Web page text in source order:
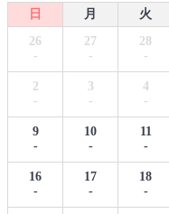
日 月 火
26
-
27
-
28
-
2
-
3
-
4
-
9
-
10
-
11
-
16
-
17
-
18
-